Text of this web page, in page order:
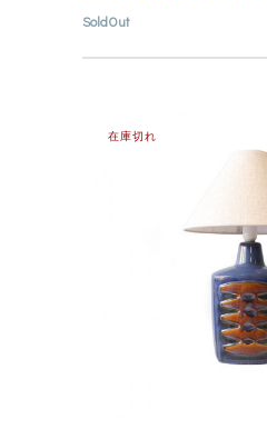
SoldOut
在庫切れ